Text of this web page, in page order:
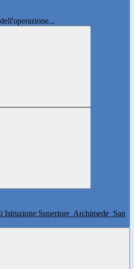
Istruzione Superiore Archimede San